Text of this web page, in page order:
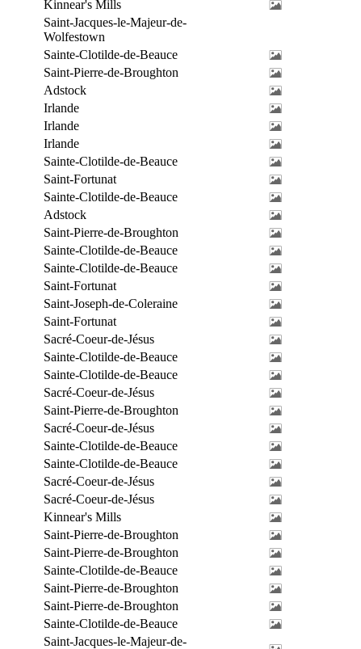
Kinnear's Mills
Saint-Jacques-le-Majeur-de-
Wolfestown
Sainte-Clotilde-de-Beauce
Saint-Pierre-de-Broughton
Adstock
Irlande
Irlande
Irlande
Sainte-Clotilde-de-Beauce
Saint-Fortunat
Sainte-Clotilde-de-Beauce
Adstock
Saint-Pierre-de-Broughton
Sainte-Clotilde-de-Beauce
Sainte-Clotilde-de-Beauce
Saint-Fortunat
Saint-Joseph-de-Coleraine
Saint-Fortunat
Sacré-Coeur-de-Jésus
Sainte-Clotilde-de-Beauce
Sainte-Clotilde-de-Beauce
Sacré-Coeur-de-Jésus
Saint-Pierre-de-Broughton
Sacré-Coeur-de-Jésus
Sainte-Clotilde-de-Beauce
Sainte-Clotilde-de-Beauce
Sacré-Coeur-de-Jésus
Sacré-Coeur-de-Jésus
Kinnear's Mills
Saint-Pierre-de-Broughton
Saint-Pierre-de-Broughton
Sainte-Clotilde-de-Beauce
Saint-Pierre-de-Broughton
Saint-Pierre-de-Broughton
Sainte-Clotilde-de-Beauce
Saint-Jacques-le-Majeur-de-